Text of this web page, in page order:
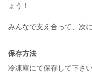
ょう！
みんなで支え合って、次
保存方法
冷凍庫にて保存して下さ